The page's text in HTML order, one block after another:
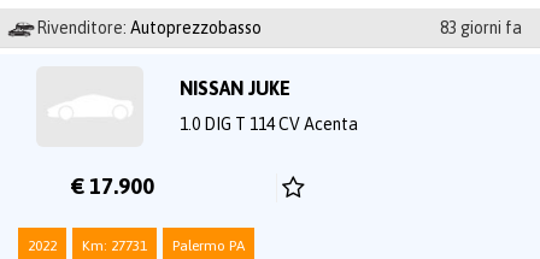
Rivenditore: Autoprezzobasso 83 giorni fa
NISSAN JUKE
1.0 DIG T 114 CV Acenta
€ 17.900
2022 Km: 27731 Palermo PA